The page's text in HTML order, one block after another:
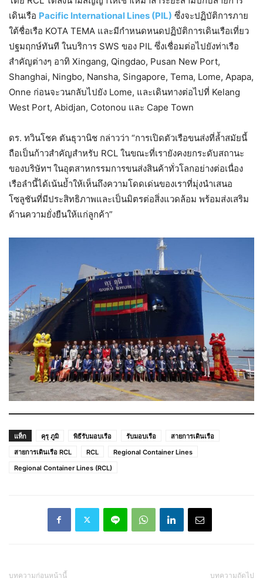
เดินเรือ Pacific International Lines (PIL) ซึ่งจะปฏิบัติการภาย
ใต้ชื่อเรือ KOTA TEMA และมีกำหนดหนดปฏิบัติการเดินเรือเที่ยว
ปฐมฤกษ์ทันที ในบริการ SWS ของ PIL ซึ่งเชื่อมต่อไปยังท่าเรือ
สำคัญต่างๆ อาทิ Xingang, Qingdao, Pusan New Port,
Shanghai, Ningbo, Nansha, Singapore, Tema, Lome, Apapa,
Onne ก่อนจะวนกลับไปยัง Lome, และเดินทางต่อไปที่ Kelang
West Port, Abidjan, Cotonou และ Cape Town
ดร. ทวินโชค ตันธุวานิช กล่าวว่า “การเปิดตัวเรือขนส่งที่ล้ำสมัยนี้
ถือเป็นก้าวสำคัญสำหรับ RCL ในขณะที่เรายังคงยกระดับสถานะ
ของบริษัทฯ ในอุตสาหกรรมการขนส่งสินค้าทั่วโลกอย่างต่อเนื่อง
เรือลำนี้ได้เน้นย้ำให้เห็นถึงความโดดเด่นของเราที่มุ่งนำเสนอ
โซลูชันที่มีประสิทธิภาพและเป็นมิตรต่อสิ่งแวดล้อม พร้อมส่งเสริม
ด้านความยั่งยืนให้แก่ลูกค้า”
แท็ก คุรุ ภูมิ พิธีรับมอบเรือ รับมอบเรือ
สายการเดินเรือ
สายการเดินเรือ RCL
RCL
Regional Container Lines
Regional Container Lines (RCL)
บทความก่อนหน้านี้ บทความถัดไป